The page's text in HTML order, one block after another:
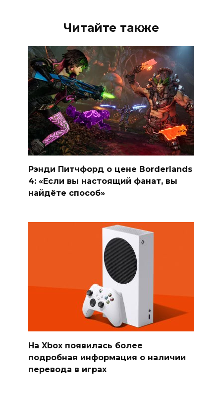
Читайте также
Рэнди Питчфорд о цене Borderlands
4: «Если вы настоящий фанат, вы
найдёте способ»
На Xbox появилась более
подробная информация о наличии
перевода в играх